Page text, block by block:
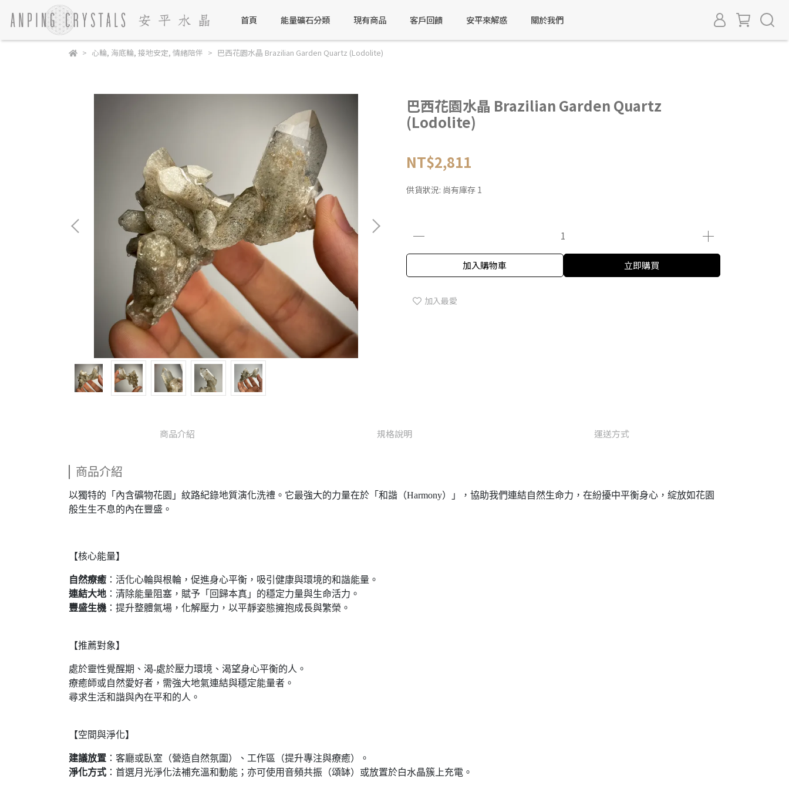
首頁 能量礦石分類 現有商品 客戶回饋 安平來解惑 關於我們
心輪, 海底輪, 接地安定, 情緒陪伴 巴西花園水晶 Brazilian Garden Quartz (Lodolite)
巴西花園水晶 Brazilian Garden Quartz
(Lodolite)
NT$2,811
供貨狀況: 尚有庫存 1
加入購物車 立即購買
加入最愛
商品介紹 規格說明 運送方式
商品介紹
以獨特的「內含礦物花園」紋路紀錄地質演化洗禮。它最強大的力量在於「和諧（Harmony）」，協助我們連結自然生命力，在紛擾中平衡身心，綻放如花園
般生生不息的內在豐盛。
【核心能量】
自然療癒 ：活化心輪與根輪，促進身心平衡，吸引健康與環境的和諧能量。
連結大地 ：清除能量阻塞，賦予「回歸本真」的穩定力量與生命活力。
豐盛生機 ：提升整體氣場，化解壓力，以平靜姿態擁抱成長與繁榮。
【推薦對象】
處於靈性覺醒期、渴-處於壓力環境、渴望身心平衡的人。
療癒師或自然愛好者，需強大地氣連結與穩定能量者。
尋求生活和諧與內在平和的人。
【空間與淨化】
建議放置 ：客廳或臥室（營造自然氛圍）、工作區（提升專注與療癒）。
淨化方式 ：首選月光淨化法補充溫和動能；亦可使用音頻共振（頌缽）或放置於白水晶簇上充電。